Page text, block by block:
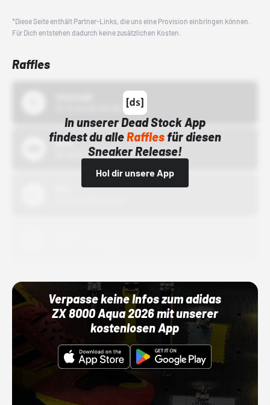
*Diese Seite enthält Partner-Links, die uns eine Provision einbringen können.
Für Dich entstehen dadurch keine zusätzlichen Kosten.
Raffles
In unserer Dead Stock App
findest du alleRafflesfür diesen
Sneaker Release!
Hol dir unsere App
Bstn
01.10.22 00:00 Uhr
Verpasse keine Infos zum adidas
ZX 8000 Aqua 2026 mit unserer
kostenlosen App